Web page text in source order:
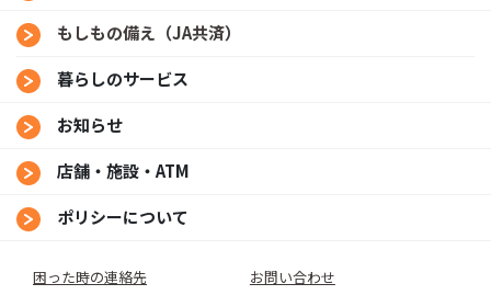
もしもの備え（JA共済）
暮らしのサービス
お知らせ
店舗・施設・ATM
ポリシーについて
困った時の連絡先 お問い合わせ